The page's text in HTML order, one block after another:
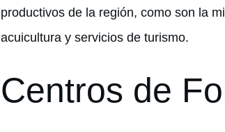
productivos de la región, como son la
acuicultura y servicios de turismo.
Centros de